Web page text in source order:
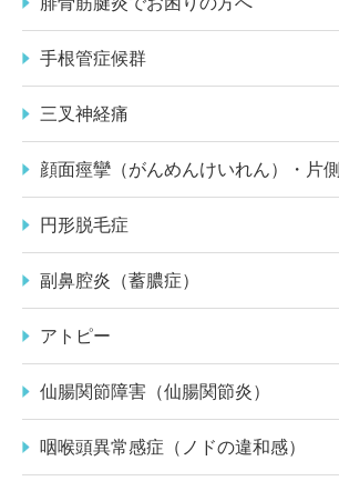
手根管症候群
三叉神経痛
顔面痙攣（がんめんけいれん）・片側
円形脱毛症
副鼻腔炎（蓄膿症）
アトピー
仙腸関節障害（仙腸関節炎）
咽喉頭異常感症（ノドの違和感）